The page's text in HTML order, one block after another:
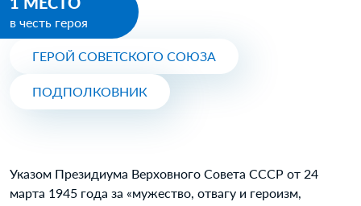
в честь героя
ГЕРОЙ СОВЕТСКОГО СОЮЗА
ПОДПОЛКОВНИК
Указом Президиума Верховного Совета СССР от 24
марта 1945 года за «мужество, отвагу и героизм,